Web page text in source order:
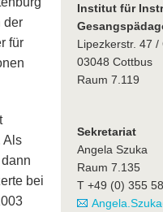
der
für
Als
bei
Institut für
Lipezkerstr. 47 /
03048 Cottbus
Raum 7.119
Sekretariat
Angela Szuka
Raum 7.135
T +49 (0) 355